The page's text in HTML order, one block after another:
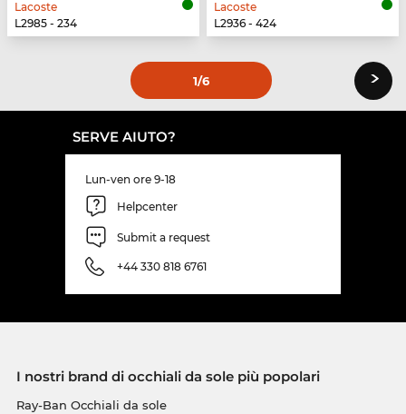
Lacoste
L2985 - 234
Lacoste
L2936 - 424
1/6 ›
SERVE AIUTO?
Lun-ven ore 9-18
Helpcenter
Submit a request
+44 330 818 6761
I nostri brand di occhiali da sole più popolari
Ray-Ban Occhiali da sole